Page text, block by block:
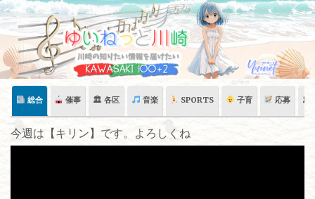
Skip
content
総合 催事 🏛 各区 音楽 SPORTS 子育 応募 🏛
今週は【キリン】です。よろしくね